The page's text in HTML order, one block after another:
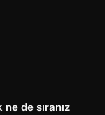
de sıranız